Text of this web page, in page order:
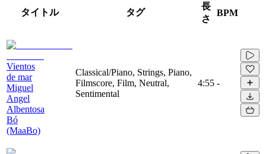
タイトル タグ
長
さ
BPM
Vientos
de mar
Miguel
Angel
Albentosa
Bó
(MaaBo)
Classical/Piano, Strings, Piano,
Filmscore, Film, Neutral,
Sentimental
4:55 -